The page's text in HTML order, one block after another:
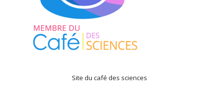
Site du café des sciences